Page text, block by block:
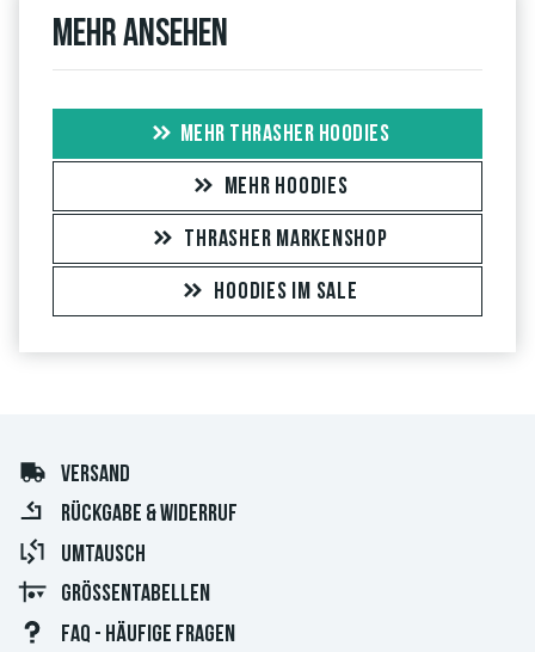
Mehr ansehen
MEHR THRASHER HOODIES
MEHR HOODIES
THRASHER MARKENSHOP
HOODIES IM SALE
VERSAND
RÜCKGABE & WIDERRUF
UMTAUSCH
GRÖSSENTABELLEN
FAQ - HÄUFIGE FRAGEN